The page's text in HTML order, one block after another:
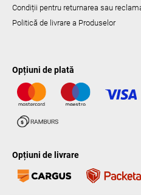
Condiții pentru returnarea sau
Politică de livrare a Produselor
Opțiuni de plată
Opțiuni de livrare